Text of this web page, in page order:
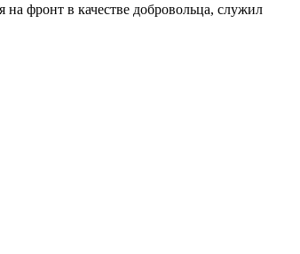
фронт в качестве добровольца, служил